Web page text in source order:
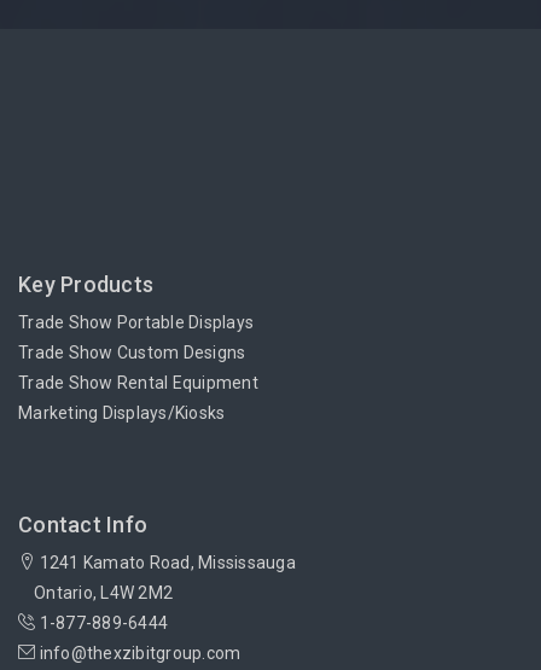
Key Products
Trade Show Portable Displays
Trade Show Custom Designs
Trade Show Rental Equipment
Marketing Displays/Kiosks
Contact Info
1241 Kamato Road, Mississauga
Ontario, L4W 2M2
1-877-889-6444
info@thexzibitgroup.com